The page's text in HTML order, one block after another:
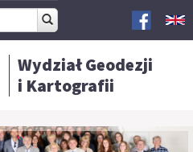
Wydział Geodezji
i Kartografii